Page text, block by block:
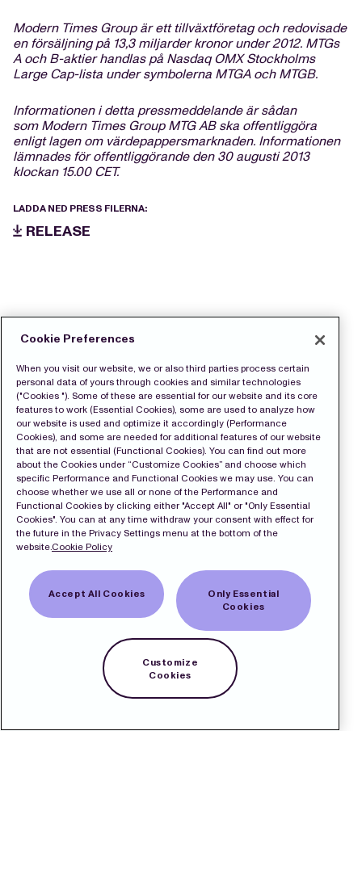
Modern Times Group är ett tillväxtföretag och redovisade
en försäljning på 13,3 miljarder kronor under 2012. MTGs
A och B-aktier handlas på Nasdaq OMX Stockholms
Large Cap-lista under symbolerna MTGA och MTGB.
Informationen i detta pressmeddelande är sådan
som Modern Times Group MTG AB ska offentliggöra
enligt lagen om värdepappersmarknaden. Informationen
lämnades för offentliggörande den 30 augusti2013
klockan 15.00 CET.
LADDA NED PRESS FILERNA:
RELEASE
Cookie Preferences
When you visit our website, we or also third parties process certain
personal data of yours through cookies and similar technologies
("Cookies "). Some of these are essential for our website and its core
features to work (Essential Cookies), some are used to analyze how
our website is used and optimize it accordingly (Performance
Cookies), and some are needed for additional features of our website
that are not essential (Functional Cookies). You can find out more
about the Cookies under “Customize Cookies” and choose which
specific Performance and Functional Cookies we may use. You can
choose whether we use all or none of the Performance and
Functional Cookies by clicking either "Accept All" or "Only Essential
Cookies". You can at any time withdraw your consent with effect for
the future in the Privacy Settings menu at the bottom of the
website.Cookie Policy
Accept All Cookies
Only Essential
Cookies
Customize
Cookies